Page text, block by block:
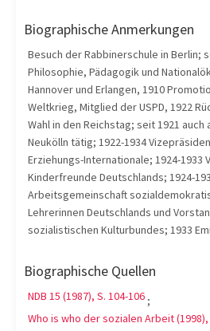
Biographische Anmerkungen
Besuch der Rabbinerschule in Berlin;
Philosophie, Pädagogik und
Hannover und Erlangen, 1910
Weltkrieg, Mitglied der USPD, 1922
Wahl in den Reichstag; seit 1921
Neukölln tätig; 1922-1934
Erziehungs-Internationale; 1924-1933
Kinderfreunde Deutschlands; 1924-
Arbeitsgemeinschaft
Lehrerinnen Deutschlands und
sozialistischen Kulturbundes; 1933
Biographische Quellen
NDB 15 (1987), S. 104-106 ;
Who is who der sozialen Arbeit (1998),